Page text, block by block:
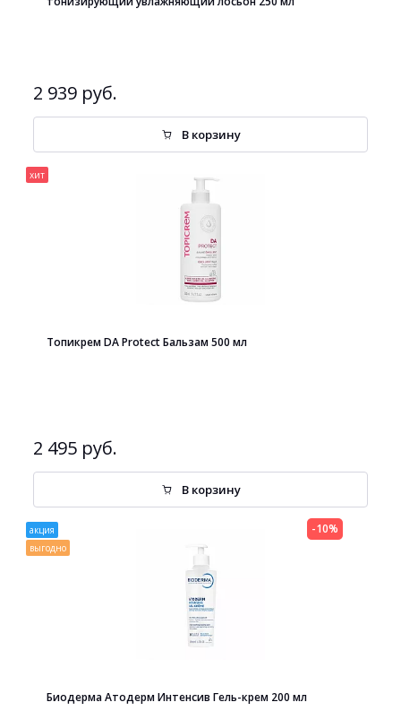
2 939 руб.
В корзину
хит
Топикрем DA Protect Бальзам 500 мл
2 495 руб.
В корзину
акция
выгодно
Биодерма Атодерм Интенсив Гель-крем 200 мл
-10%